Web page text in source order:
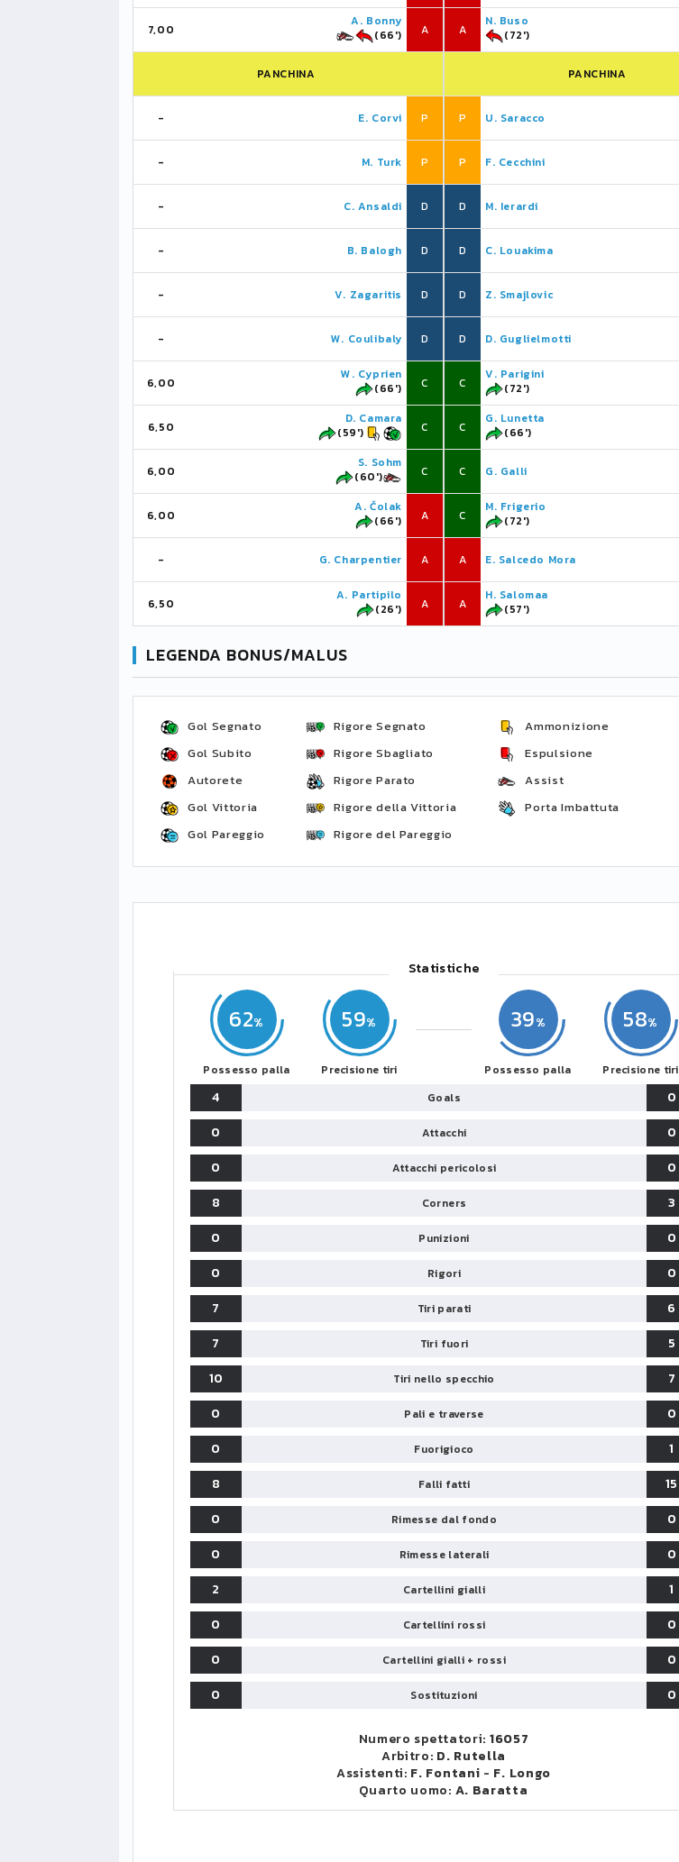
7,00
A. Bonny
(66')
A
PANCHINA
- E. Corvi P
- M. Turk P
- C. Ansaldi D
- B. Balogh D
- V. Zagaritis D
- W. Coulibaly D
6,00
W. Cyprien
(66')
C
6,50
D. Camara
(59')
C
6,00
S. Sohm
(60')
C
6,00
A. Čolak
(66')
A
- G. Charpentier A
6,50
A. Partipilo
(26')
A
A
N. Buso
(72')
PANCHINA
P U. Saracco
P F. Cecchini
D M. Ierardi
D C. Louakima
D Z. Smajlovic
D D. Guglielmotti
C
V. Parigini
(72')
C
G. Lunetta
(66')
C G. Galli
C
M. Frigerio
(72')
A E. Salcedo Mora
A
H. Salomaa
(57')
LEGENDA BONUS/MALUS
Gol Segnato
Gol Subito
Autorete
Gol Vittoria
Gol Pareggio
Rigore Segnato
Rigore Sbagliato
Rigore Parato
Rigore della Vittoria
Rigore del Pareggio
Ammonizione
Espulsione
Assist
Porta Imbattuta
Statistiche
62
Possesso palla
59
Precisione tiri
39
Possesso palla
58
Precisione tiri
4 Goals
0
0
Attacchi
0
0
Attacchi pericolosi
0
8
Corners
3
0
Punizioni
0
0
Rigori
0
7
Tiri parati
6
7
Tiri fuori
5
10
Tiri nello specchio
7
0
Pali e traverse
0
0
Fuorigioco
1
8
Falli fatti
15
0
Rimesse dal fondo
0
0
Rimesse laterali
0
2
Cartellini gialli
1
0
Cartellini rossi
0
0
Cartellini gialli + rossi
0
0
Sostituzioni 0
Numero spettatori: 16057
Arbitro: D. Rutella
Assistenti: F. Fontani - F. Longo
Quarto uomo: A. Baratta